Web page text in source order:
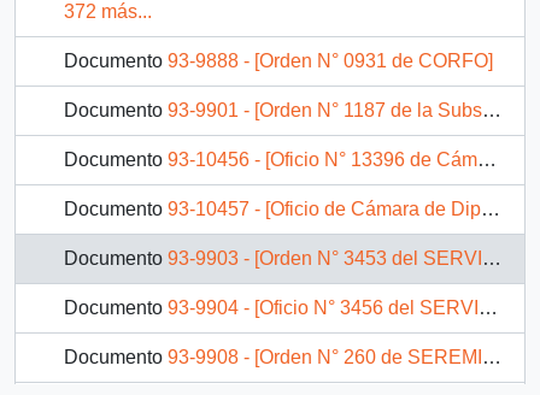
372 más...
Documento 93-9888 - [Orden N° 0931 de CORFO]
Documento 93-9901 - [Orden N° 1187 de la Subsecretaría de Desarrollo Regional y Administrativo]
Documento 93-10456 - [Oficio N° 13396 de Cámara de Diputados, solicita estudiar proyecto de ley en relación MINVU]
Documento 93-10457 - [Oficio de Cámara de Diputados, remite informe]
Documento 93-9903 - [Orden N° 3453 del SERVIU Metropolitano]
Documento 93-9904 - [Oficio N° 3456 del SERVIU Metropolitano]
Documento 93-9908 - [Orden N° 260 de SEREMI de Salud V Región]